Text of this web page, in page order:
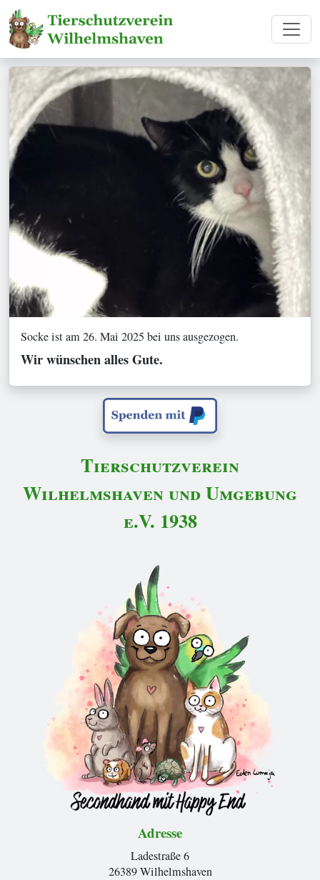
Socke ist am 26. Mai 2025 bei uns ausgezogen.
Wir wünschen alles Gute.
Tierschutzverein
Wilhelmshaven und Umgebung
e.V. 1938
Adresse
Ladestraße 6
26389 Wilhelmshaven